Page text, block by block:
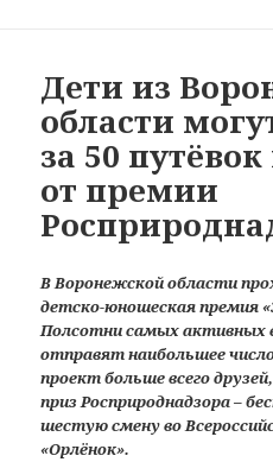
Дети из
области
за 50
от премии
В Воронежской области
детско-юношеская премия
Полсотни самых активных
отправят наибольшее
проект больше всего
приз Росприроднадзора –
шестую смену во
«Орлёнок».